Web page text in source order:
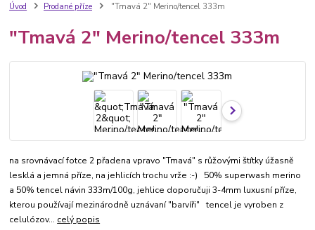
Úvod Prodané příze "Tmavá 2" Merino/tencel 333m
"Tmavá 2" Merino/tencel 333m
na srovnávací fotce 2 přadena vpravo "Tmavá" s růžovými štítky úžasně
lesklá a jemná příze, na jehlicích trochu vrže :-) 50% superwash merino
a 50% tencel návin 333m/100g, jehlice doporučuji 3-4mm luxusní příze,
kterou používají mezinárodně uznávaní "barvíři" tencel je vyroben z
celulózov... celý popis